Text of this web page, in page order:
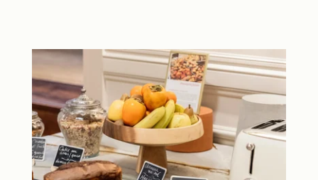
Séminaires & Evènements
Nos PartenairesNos Engagements
Offres & ActualitésAccèsRéserver
Nous contacter